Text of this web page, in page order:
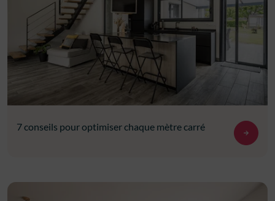
7 conseils pour optimiser chaque mètre carré